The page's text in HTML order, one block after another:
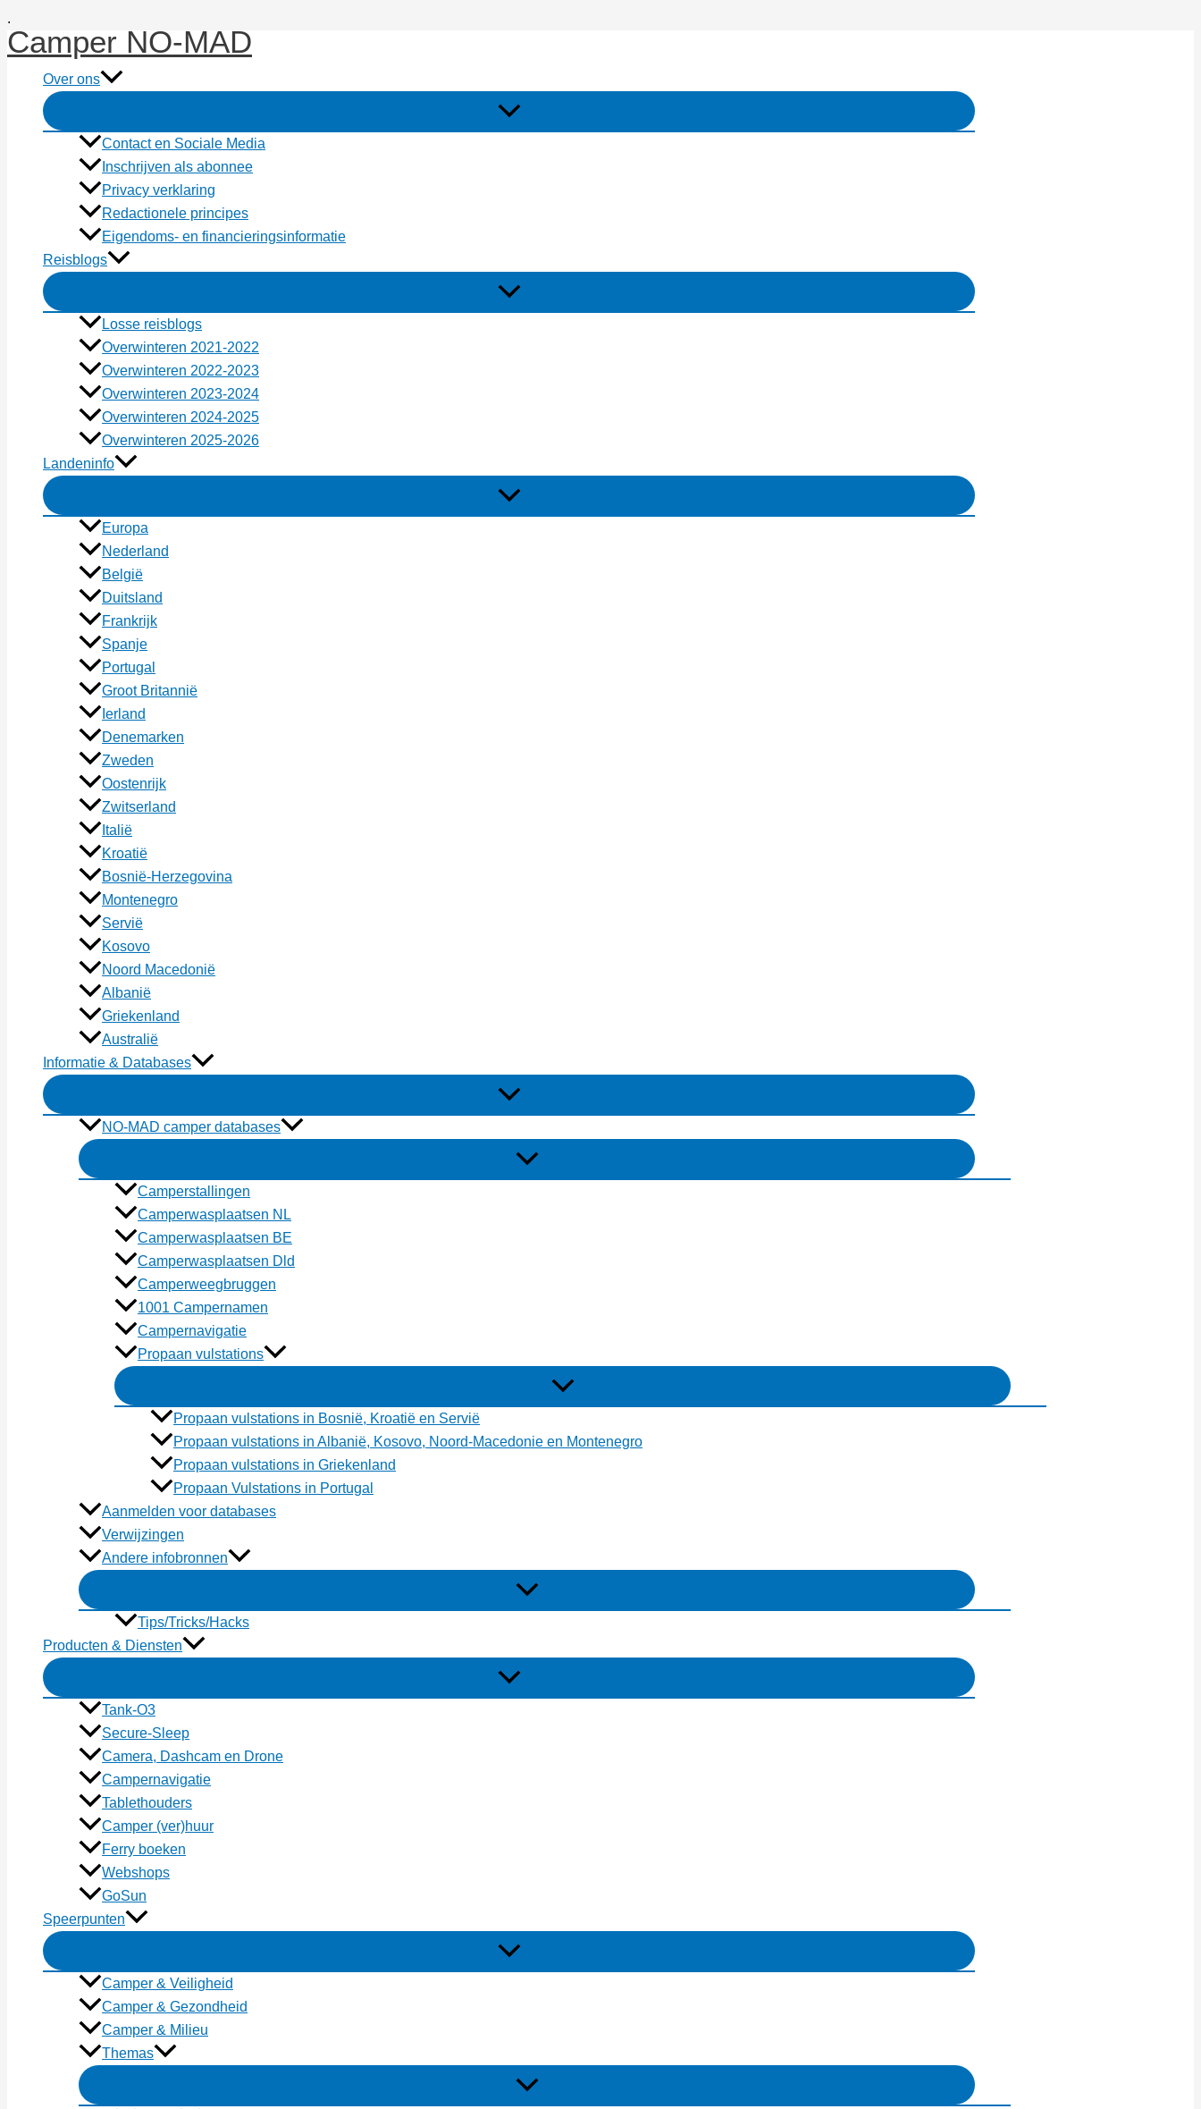
.
naar
inhoud
Camper NO-MAD
Over ons
Contact en Sociale Media
Inschrijven als abonnee
Privacy verklaring
Redactionele principes
Eigendoms- en financieringsinformatie
Reisblogs
Losse reisblogs
Overwinteren 2021-2022
Overwinteren 2022-2023
Overwinteren 2023-2024
Overwinteren 2024-2025
Overwinteren 2025-2026
Landeninfo
Europa
Nederland
België
Duitsland
Frankrijk
Spanje
Portugal
Groot Britannië
Ierland
Denemarken
Zweden
Oostenrijk
Zwitserland
Italië
Kroatië
Bosnië-Herzegovina
Montenegro
Servië
Kosovo
Noord Macedonië
Albanië
Griekenland
Australië
Informatie & Databases
NO-MAD camper databases
Camperstallingen
Camperwasplaatsen NL
Camperwasplaatsen BE
Camperwasplaatsen Dld
Camperweegbruggen
1001 Campernamen
Campernavigatie
Propaan vulstations
Propaan vulstations in Bosnië, Kroatië en Servië
Propaan vulstations in Albanië, Kosovo, Noord-Macedonie en Montenegro
Propaan vulstations in Griekenland
Propaan Vulstations in Portugal
Aanmelden voor databases
Verwijzingen
Andere infobronnen
Tips/Tricks/Hacks
Producten & Diensten
Tank-O3
Secure-Sleep
Camera, Dashcam en Drone
Campernavigatie
Tablethouders
Camper (ver)huur
Ferry boeken
Webshops
GoSun
Speerpunten
Camper & Veiligheid
Camper & Gezondheid
Camper & Milieu
Themas